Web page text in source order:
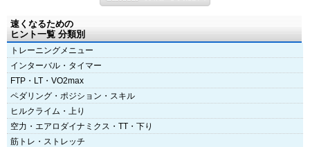
速くなるための
ヒント一覧 分類別
トレーニングメニュー
インターバル・タイマー
FTP・LT・VO2max
ペダリング・ポジション・スキル
ヒルクライム・上り
空力・エアロダイナミクス・TT・下り
筋トレ・ストレッチ